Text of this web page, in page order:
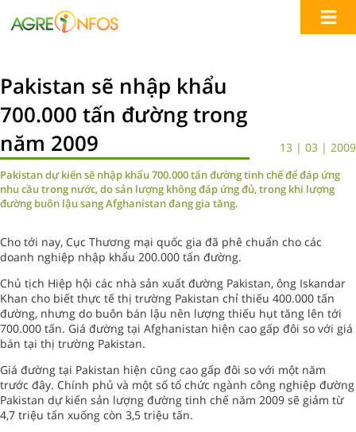
Pakistan sẽ nhập khẩu
700.000 tấn đường trong
năm 2009
13 | 03 | 2009
Pakistan dự kiến sẽ nhập khẩu 700.000 tấn đường tinh chế để đáp ứng
nhu cầu trong nước, do sản lượng không đáp ứng đủ, trong khi lượng
đường buôn lậu sang Afghanistan đang gia tăng.
Cho tới nay, Cục Thương mại quốc gia đã phê chuẩn cho các
doanh nghiệp nhập khẩu 200.000 tấn đường.
Chủ tịch Hiệp hội các nhà sản xuất đường Pakistan, ông Iskandar
Khan cho biết thực tế thị trường Pakistan chỉ thiếu 400.000 tấn
đường, nhưng do buôn bán lậu nên lượng thiếu hụt tăng lên tới
700.000 tấn. Giá đường tại Afghanistan hiện cao gấp đôi so với giá
bán tại thị trường Pakistan.
Giá đường tại Pakistan hiện cũng cao gấp đôi so với một năm
trước đây. Chính phủ và một số tổ chức ngành công nghiệp đường
Pakistan dự kiến sản lượng đường tinh chế năm 2009 sẽ giảm từ
4,7 triệu tấn xuống còn 3,5 triệu tấn.